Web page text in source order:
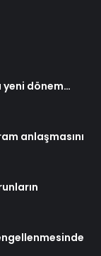
yeni dönem…
anlaşmasını